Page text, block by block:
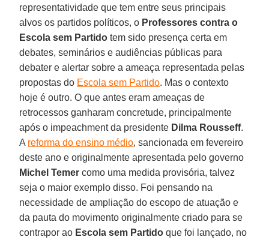
representatividade que tem entre seus principais
alvos os partidos políticos, o Professores contra o
Escola sem Partido tem sido presença certa em
debates, seminários e audiências públicas para
debater e alertar sobre a ameaça representada pelas
propostas do Escola sem Partido. Mas o contexto
hoje é outro. O que antes eram ameaças de
retrocessos ganharam concretude, principalmente
após o impeachment da presidente Dilma Rousseff.
A reforma do ensino médio, sancionada em fevereiro
deste ano e originalmente apresentada pelo governo
Michel Temer como uma medida provisória, talvez
seja o maior exemplo disso. Foi pensando na
necessidade de ampliação do escopo de atuação e
da pauta do movimento originalmente criado para se
contrapor ao Escola sem Partido que foi lançado, no